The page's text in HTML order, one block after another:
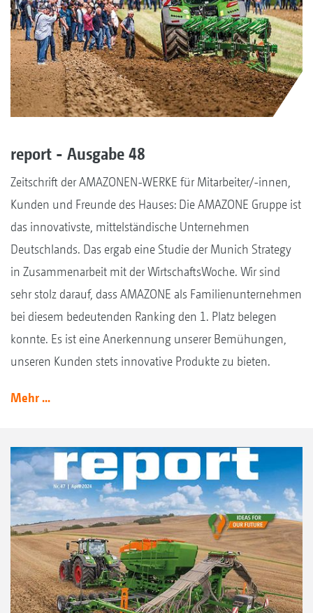
report - Ausgabe 48
Zeitschrift der AMAZONEN-WERKE für Mitarbeiter/-innen,
Kunden und Freunde des Hauses: Die AMAZONE Gruppe ist
das innovativste, mittelständische Unternehmen
Deutschlands. Das ergab eine Studie der Munich Strategy
in Zusammenarbeit mit der WirtschaftsWoche. Wir sind
sehr stolz darauf, dass AMAZONE als Familienunternehmen
bei diesem bedeutenden Ranking den 1. Platz belegen
konnte. Es ist eine Anerkennung unserer Bemühungen,
unseren Kunden stets innovative Produkte zu bieten.
Mehr ...